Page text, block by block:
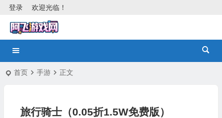
欢迎光临！
登录
首页 手游 正文
旅行骑士（0.05折1.5W免费版）